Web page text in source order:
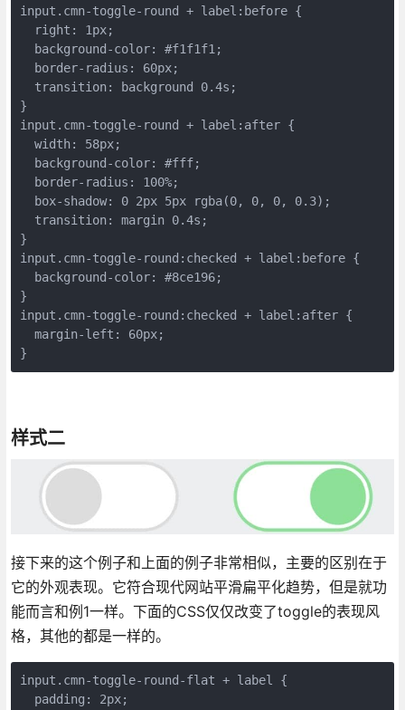
input.cmn-toggle-round + label:before {
  right: 1px;
  background-color: #f1f1f1;
  border-radius: 60px;
  transition: background 0.4s;
}
input.cmn-toggle-round + label:after {
  width: 58px;
  background-color: #fff;
  border-radius: 100%;
  box-shadow: 0 2px 5px rgba(0, 0, 0, 0.3);
  transition: margin 0.4s;
}
input.cmn-toggle-round:checked + label:before {
  background-color: #8ce196;
}
input.cmn-toggle-round:checked + label:after {
  margin-left: 60px;
}
样式二
接下来的这个例子和上面的例子非常相似，主要的区别在于
它的外观表现。它符合现代网站平滑扁平化趋势，但是就功
能而言和例1一样。下面的CSS仅仅改变了toggle的表现风
格，其他的都是一样的。
input.cmn-toggle-round-flat + label {
  padding: 2px;